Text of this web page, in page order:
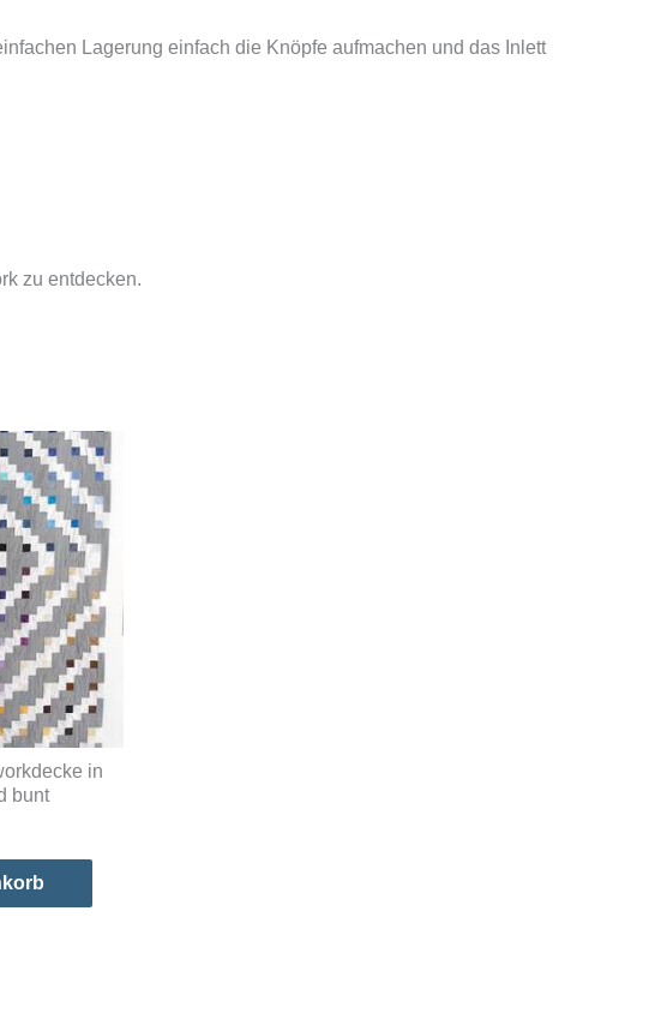
Lagerung einfach die Knöpfe aufmachen und das Inlett
zu entdecken.
in
bunt